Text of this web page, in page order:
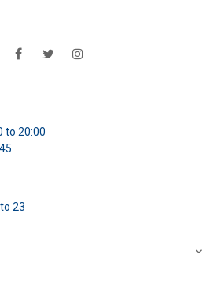
FacebookTwitter
to 20:00
23
